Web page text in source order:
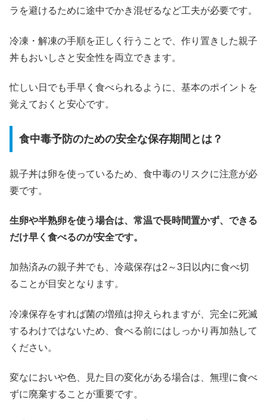
ラを避けるために途中でかき混ぜるなど工夫が必要です。
冷凍・解凍の手順を正しく行うことで、作り置きした親子
丼もおいしさと安全性を両立できます。
忙しい日でも手早く食べられるように、基本のポイントを
覚えておくと安心です。
食中毒予防のための安全な保存期間とは？
親子丼は卵を使っているため、食中毒のリスクに注意が必
要です。
生卵や半熟卵を使う場合は、常温で長時間置かず、できる
だけ早く食べるのが安全です。
加熱済みの親子丼でも、冷蔵保存は2～3日以内に食べ切
ることが目安となります。
冷凍保存をすれば菌の増殖は抑えられますが、完全に死滅
するわけではないため、食べる前にはしっかり再加熱して
ください。
変なにおいや色、見た目の変化がある場合は、無理に食べ
ずに廃棄することが重要です。